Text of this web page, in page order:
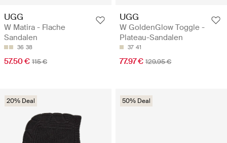
UGG
W Matira - Flache
Sandalen
36 38
57.50 € 115 €
UGG
W GoldenGlow Toggle -
Plateau-Sandalen
37 41
77.97 € 129.95 €
20% Deal 50% Deal